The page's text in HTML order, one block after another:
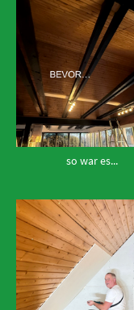
so war es...